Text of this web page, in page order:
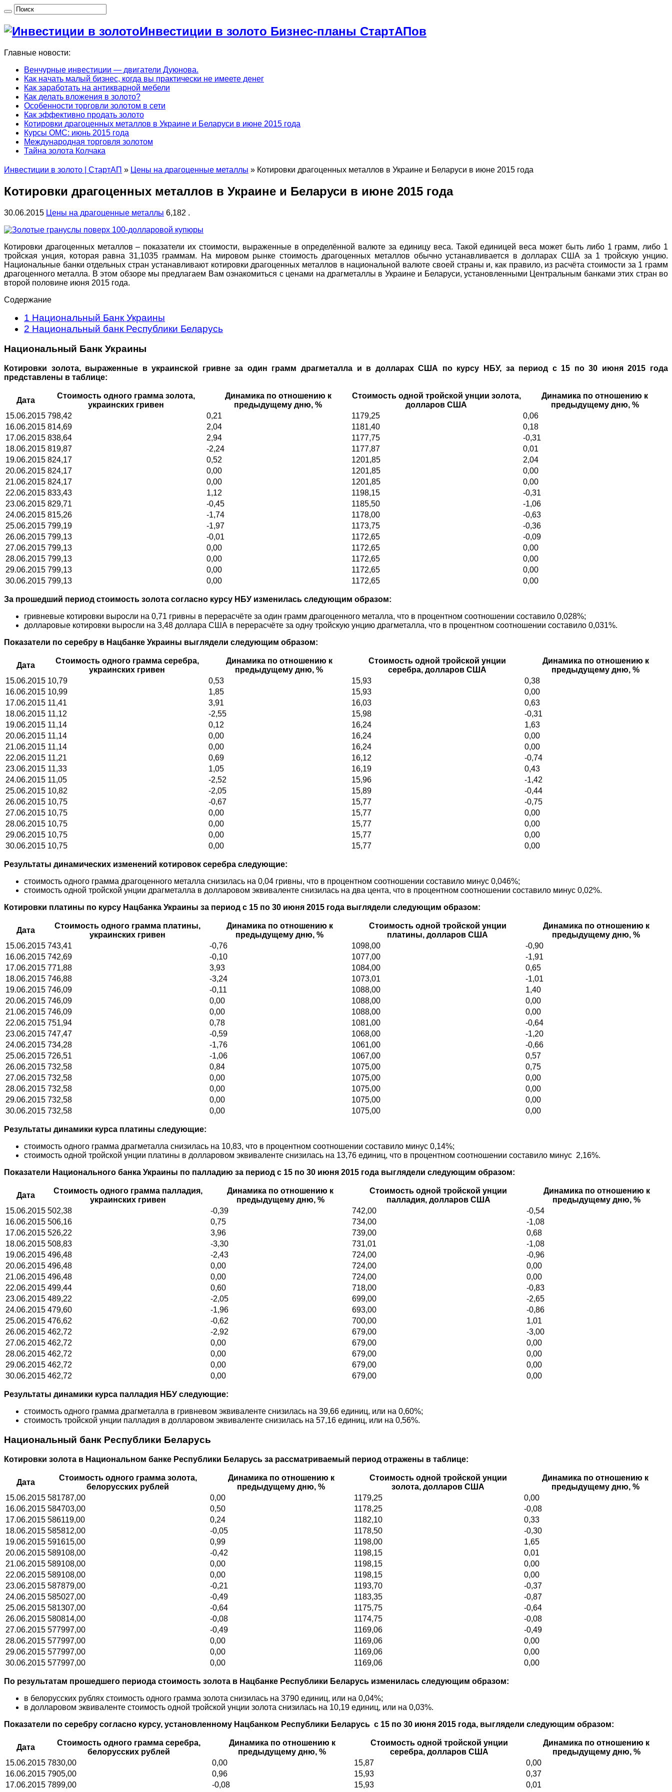
Инвестиции в золото Бизнес-планы СтартАПов
Главные новости:
Венчурные инвестиции — двигатели Дуюнова.
Как начать малый бизнес, когда вы практически не имеете денег
Как заработать на антикварной мебели
Как делать вложения в золото?
Особенности торговли золотом в сети
Как эффективно продать золото
Котировки драгоценных металлов в Украине и Беларуси в июне 2015 года
Курсы ОМС: июнь 2015 года
Международная торговля золотом
Тайна золота Колчака
Инвестиции в золото | СтартАП » Цены на драгоценные металлы » Котировки драгоценных металлов в Украине и Беларуси в июне 2015 года
Котировки драгоценных металлов в Украине и Беларуси в июне 2015 года
30.06.2015 Цены на драгоценные металлы 6,182 .
Котировки драгоценных металлов – показатели их стоимости, выраженные в определённой валюте за единицу веса. Такой единицей веса может быть либо 1 грамм, либо 1
тройская унция, которая равна 31,1035 граммам. На мировом рынке стоимость драгоценных металлов обычно устанавливается в долларах США за 1 тройскую унцию.
Национальные банки отдельных стран устанавливают котировки драгоценных металлов в национальной валюте своей страны и, как правило, из расчёта стоимости за 1 грамм
драгоценного металла. В этом обзоре мы предлагаем Вам ознакомиться с ценами на драгметаллы в Украине и Беларуси, установленными Центральным банками этих стран во
второй половине июня 2015 года.
Содержание
1 Национальный Банк Украины
2 Национальный банк Республики Беларусь
Национальный Банк Украины
Котировки золота, выраженные в украинской гривне за один грамм драгметалла и в долларах США по курсу НБУ, за период с 15 по 30 июня 2015 года
представлены в таблице:
Дата
Стоимость одного грамма золота,
украинских гривен
Динамика по отношению к
предыдущему дню, %
Стоимость одной тройской унции золота,
долларов США
Динамика по отношению к
предыдущему дню, %
15.06.2015 798,42 0,21 1179,25
0,06
16.06.2015 814,69 2,04 1181,40
0,18
17.06.2015 838,64 2,94 1177,75
-0,31
18.06.2015 819,87 -2,24 1177,87
0,01
19.06.2015 824,17 0,52 1201,85
2,04
20.06.2015 824,17 0,00 1201,85
0,00
21.06.2015 824,17 0,00 1201,85
0,00
22.06.2015 833,43 1,12 1198,15
-0,31
23.06.2015 829,71 -0,45 1185,50
-1,06
24.06.2015 815,26 -1,74 1178,00
-0,63
25.06.2015 799,19 -1,97 1173,75
-0,36
26.06.2015 799,13 -0,01 1172,65
-0,09
27.06.2015 799,13 0,00 1172,65
0,00
28.06.2015 799,13 0,00 1172,65
0,00
29.06.2015 799,13 0,00 1172,65
0,00
30.06.2015 799,13 0,00 1172,65 0,00
За прошедший период стоимость золота согласно курсу НБУ изменилась следующим образом:
гривневые котировки выросли на 0,71 гривны в перерасчёте за один грамм драгоценного металла, что в процентном соотношении составило 0,028%;
долларовые котировки выросли на 3,48 доллара США в перерасчёте за одну тройскую унцию драгметалла, что в процентном соотношении составило 0,031%.
Показатели по серебру в Нацбанке Украины выглядели следующим образом:
Дата
Стоимость одного грамма серебра,
украинских гривен
Динамика по отношению к
предыдущему дню, %
Стоимость одной тройской унции
серебра, долларов США
Динамика по отношению к
предыдущему дню, %
15.06.2015 10,79 0,53 15,93
0,38
16.06.2015 10,99 1,85 15,93
0,00
17.06.2015 11,41 3,91 16,03
0,63
18.06.2015 11,12 -2,55 15,98
-0,31
19.06.2015 11,14 0,12 16,24
1,63
20.06.2015 11,14 0,00 16,24
0,00
21.06.2015 11,14 0,00 16,24
0,00
22.06.2015 11,21 0,69 16,12
-0,74
23.06.2015 11,33 1,05 16,19
0,43
24.06.2015 11,05 -2,52 15,96
-1,42
25.06.2015 10,82 -2,05 15,89
-0,44
26.06.2015 10,75 -0,67 15,77
-0,75
27.06.2015 10,75 0,00 15,77
0,00
28.06.2015 10,75 0,00 15,77
0,00
29.06.2015 10,75 0,00 15,77
0,00
30.06.2015 10,75 0,00 15,77 0,00
Результаты динамических изменений котировок серебра следующие:
стоимость одного грамма драгоценного металла снизилась на 0,04 гривны, что в процентном соотношении составило минус 0,046%;
стоимость одной тройской унции драгметалла в долларовом эквиваленте снизилась на два цента, что в процентном соотношении составило минус 0,02%.
Котировки платины по курсу Нацбанка Украины за период с 15 по 30 июня 2015 года выглядели следующим образом:
Дата
Стоимость одного грамма платины,
украинских гривен
Динамика по отношению к
предыдущему дню, %
Стоимость одной тройской унции
платины, долларов США
Динамика по отношению к
предыдущему дню, %
15.06.2015 743,41 -0,76 1098,00
-0,90
16.06.2015 742,69 -0,10 1077,00
-1,91
17.06.2015 771,88 3,93 1084,00
0,65
18.06.2015 746,88 -3,24 1073,01
-1,01
19.06.2015 746,09 -0,11 1088,00
1,40
20.06.2015 746,09 0,00 1088,00
0,00
21.06.2015 746,09 0,00 1088,00
0,00
22.06.2015 751,94 0,78 1081,00
-0,64
23.06.2015 747,47 -0,59 1068,00
-1,20
24.06.2015 734,28 -1,76 1061,00
-0,66
25.06.2015 726,51 -1,06 1067,00
0,57
26.06.2015 732,58 0,84 1075,00
0,75
27.06.2015 732,58 0,00 1075,00
0,00
28.06.2015 732,58 0,00 1075,00
0,00
29.06.2015 732,58 0,00 1075,00
0,00
30.06.2015 732,58 0,00 1075,00 0,00
Результаты динамики курса платины следующие:
стоимость одного грамма драгметалла снизилась на 10,83, что в процентном соотношении составило минус 0,14%;
стоимость одной тройской унции платины в долларовом эквиваленте снизилась на 13,76 единиц, что в процентном соотношении составило минус 2,16%.
Показатели Национального банка Украины по палладию за период с 15 по 30 июня 2015 года выглядели следующим образом:
Дата
Стоимость одного грамма палладия,
украинских гривен
Динамика по отношению к
предыдущему дню, %
Стоимость одной тройской унции
палладия, долларов США
Динамика по отношению к
предыдущему дню, %
15.06.2015 502,38 -0,39 742,00
-0,54
16.06.2015 506,16 0,75 734,00
-1,08
17.06.2015 526,22 3,96 739,00
0,68
18.06.2015 508,83 -3,30 731,01
-1,08
19.06.2015 496,48 -2,43 724,00
-0,96
20.06.2015 496,48 0,00 724,00
0,00
21.06.2015 496,48 0,00 724,00
0,00
22.06.2015 499,44 0,60 718,00
-0,83
23.06.2015 489,22 -2,05 699,00
-2,65
24.06.2015 479,60 -1,96 693,00
-0,86
25.06.2015 476,62 -0,62 700,00
1,01
26.06.2015 462,72 -2,92 679,00
-3,00
27.06.2015 462,72 0,00 679,00
0,00
28.06.2015 462,72 0,00 679,00
0,00
29.06.2015 462,72 0,00 679,00
0,00
30.06.2015 462,72 0,00 679,00 0,00
Результаты динамики курса палладия НБУ следующие:
стоимость одного грамма драгметалла в гривневом эквиваленте снизилась на 39,66 единиц, или на 0,60%;
стоимость тройской унции палладия в долларовом эквиваленте снизилась на 57,16 единиц, или на 0,56%.
Национальный банк Республики Беларусь
Котировки золота в Национальном банке Республики Беларусь за рассматриваемый период отражены в таблице:
Дата
Стоимость одного грамма золота,
белорусских рублей
Динамика по отношению к
предыдущему дню, %
Стоимость одной тройской унции
золота, долларов США
Динамика по отношению к
предыдущему дню, %
15.06.2015 581787,00 0,00 1179,25
0,00
16.06.2015 584703,00 0,50 1178,25
-0,08
17.06.2015 586119,00 0,24 1182,10
0,33
18.06.2015 585812,00 -0,05 1178,50
-0,30
19.06.2015 591615,00 0,99 1198,00
1,65
20.06.2015 589108,00 -0,42 1198,15
0,01
21.06.2015 589108,00 0,00 1198,15
0,00
22.06.2015 589108,00 0,00 1198,15
0,00
23.06.2015 587879,00 -0,21 1193,70
-0,37
24.06.2015 585027,00 -0,49 1183,35
-0,87
25.06.2015 581307,00 -0,64 1175,75
-0,64
26.06.2015 580814,00 -0,08 1174,75
-0,08
27.06.2015 577997,00 -0,49 1169,06
-0,49
28.06.2015 577997,00 0,00 1169,06
0,00
29.06.2015 577997,00 0,00 1169,06
0,00
30.06.2015 577997,00 0,00 1169,06 0,00
По результатам прошедшего периода стоимость золота в Нацбанке Республики Беларусь изменилась следующим образом:
в белорусских рублях стоимость одного грамма золота снизилась на 3790 единиц, или на 0,04%;
в долларовом эквиваленте стоимость одной тройской унции золота снизилась на 10,19 единиц, или на 0,03%.
Показатели по серебру согласно курсу, установленному Нацбанком Республики Беларусь с 15 по 30 июня 2015 года, выглядели следующим образом:
Дата
Стоимость одного грамма серебра,
белорусских рублей
Динамика по отношению к
предыдущему дню, %
Стоимость одной тройской унции
серебра, долларов США
Динамика по отношению к
предыдущему дню, %
15.06.2015 7830,00 0,00 15,87
0,00
16.06.2015 7905,00 0,96 15,93
0,37
17.06.2015 7899,00 -0,08 15,93
0,01